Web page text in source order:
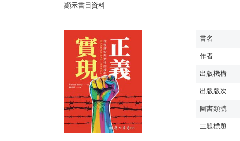
顯示書目資料
書名
作者
出版機構
出版版次
圖書類號
主題標題